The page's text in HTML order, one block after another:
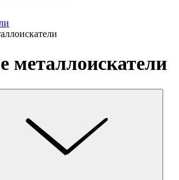
металлоискатели